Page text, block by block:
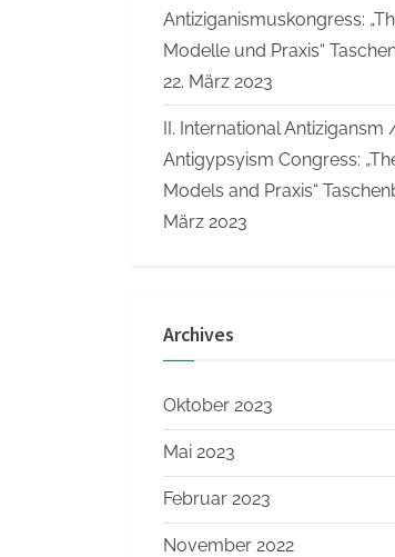
Antiziganismuskongress:
Modelle und Praxis“
22. März 2023
II. International Antizigansm
Antigypsyism Congress:
Models and Praxis“
März 2023
Archives
Oktober 2023
Mai 2023
Februar 2023
November 2022